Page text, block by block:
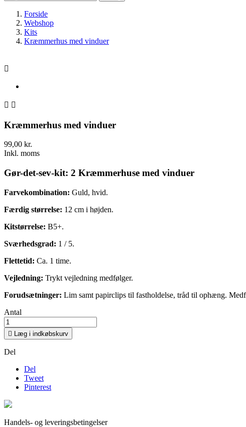
Forside
Webshop
Kits
Kræmmerhus med vinduer

 
Kræmmerhus med vinduer
99,00 kr.
Inkl. moms
Gør-det-sev-kit: 2 Kræmmerhuse med vinduer
Farvekombination: Guld, hvid.
Færdig størrelse: 12 cm i højden.
Kitstørrelse: B5+.
Sværhedsgrad: 1 / 5.
Flettetid: Ca. 1 time.
Vejledning: Trykt vejledning medfølger.
Forudsætninger: Lim samt papirclips til fastholdelse, tråd til ophæng.
Antal
 Læg i indkøbskurv
Del
Del
Tweet
Pinterest
Handels- og leveringsbetingelser